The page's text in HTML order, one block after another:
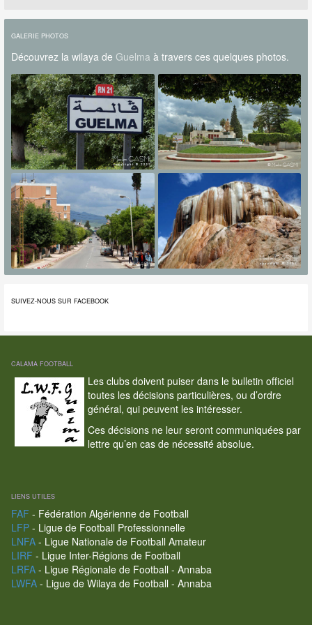
GALERIE PHOTOS
Découvrez la wilaya de Guelma à travers ces quelques photos.
SUIVEZ-NOUS SUR FACEBOOK
CALAMA FOOTBALL
Les clubs doivent puiser dans le bulletin officiel
toutes les décisions particulières, ou d’ordre
général, qui peuvent les intéresser.
Ces décisions ne leur seront communiquées par
lettre qu’en cas de nécessité absolue.
LIENS UTILES
FAF - Fédération Algérienne de Football
LFP- Ligue de Football Professionnelle
LNFA- Ligue Nationale de Football Amateur
LIRF - Ligue Inter-Régions de Football
LRFA- Ligue Régionale de Football - Annaba
LWFA- Ligue de Wilaya de Football - Annaba